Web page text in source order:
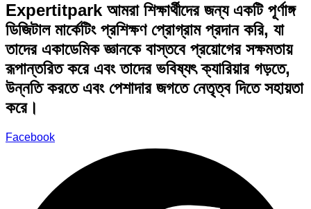
Expertitpark আমরা শিক্ষার্থীদের জন্য একটি পূর্ণাঙ্গ
ডিজিটাল মার্কেটিং প্রশিক্ষণ প্রোগ্রাম প্রদান করি, যা
তাদের একাডেমিক জ্ঞানকে বাস্তবে প্রয়োগের সক্ষমতায়
রূপান্তরিত করে এবং তাদের ভবিষ্যৎ ক্যারিয়ার গড়তে,
উন্নতি করতে এবং পেশাদার জগতে নেতৃত্ব দিতে সহায়তা
করে।
Facebook